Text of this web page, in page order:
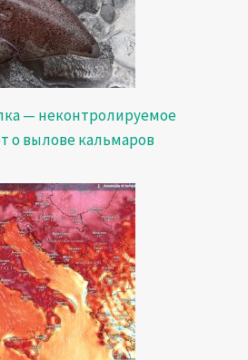
— неконтролируемое
о вылове кальмаров